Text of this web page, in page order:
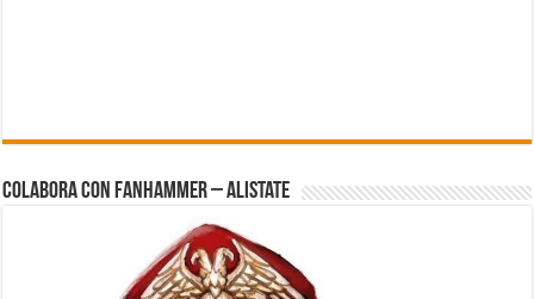
Colabora con FanHammer – Alistate